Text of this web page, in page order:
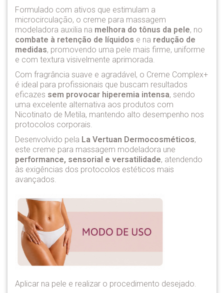
Formulado com ativos que estimulam a
microcirculação, o creme para massagem
modeladora auxilia na melhora do tônus da pele, no
combate à retenção de líquidos e na redução de
medidas, promovendo uma pele mais firme, uniforme
e com textura visivelmente aprimorada.
Com fragrância suave e agradável, o Creme Complex+
é ideal para profissionais que buscam resultados
eficazes sem provocar hiperemia intensa, sendo
uma excelente alternativa aos produtos com
Nicotinato de Metila, mantendo alto desempenho nos
protocolos corporais.
Desenvolvido pela La Vertuan Dermocosméticos,
este creme para massagem modeladora une
performance, sensorial e versatilidade, atendendo
às exigências dos protocolos estéticos mais
avançados.
Aplicar na pele e realizar o procedimento desejado.